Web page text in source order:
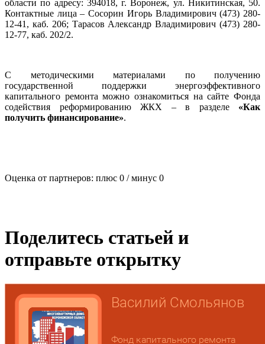
области по адресу: 394018, г. Воронеж, ул. Никитинская, 50.
Контактные лица – Сосорин Игорь Владимирович (473) 280-
12-41, каб. 206; Тарасов Александр Владимирович (473) 280-
12-77, каб. 202/2.
С методическими материалами по получению
государственной поддержки энергоэффективного
капитального ремонта можно ознакомиться на сайте Фонда
содействия реформированию ЖКХ – в разделе «Как
получить финансирование».
Оценка от партнеров: плюс 0 / минус 0
Поделитесь статьей и
отправьте открытку